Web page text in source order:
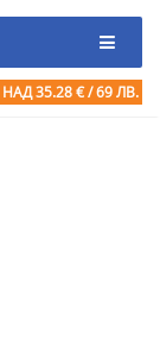
НАД 35.28 € / 69 ЛВ.